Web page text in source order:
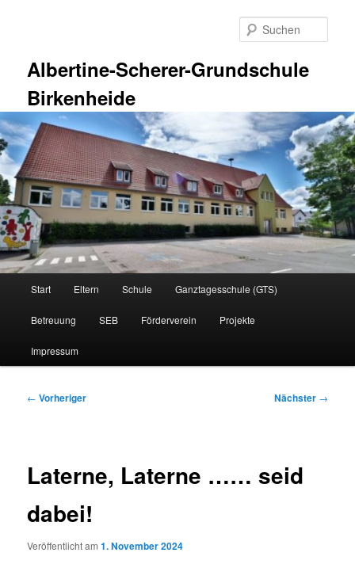
Albertine-Scherer-Grundschule
Birkenheide
Start Eltern Schule Ganztagesschule (GTS)
Betreuung SEB Förderverein Projekte
Impressum
Beitragsnavigation
← Vorheriger Nächster →
Laterne, Laterne …… seid
dabei!
Veröffentlicht am1. November 2024